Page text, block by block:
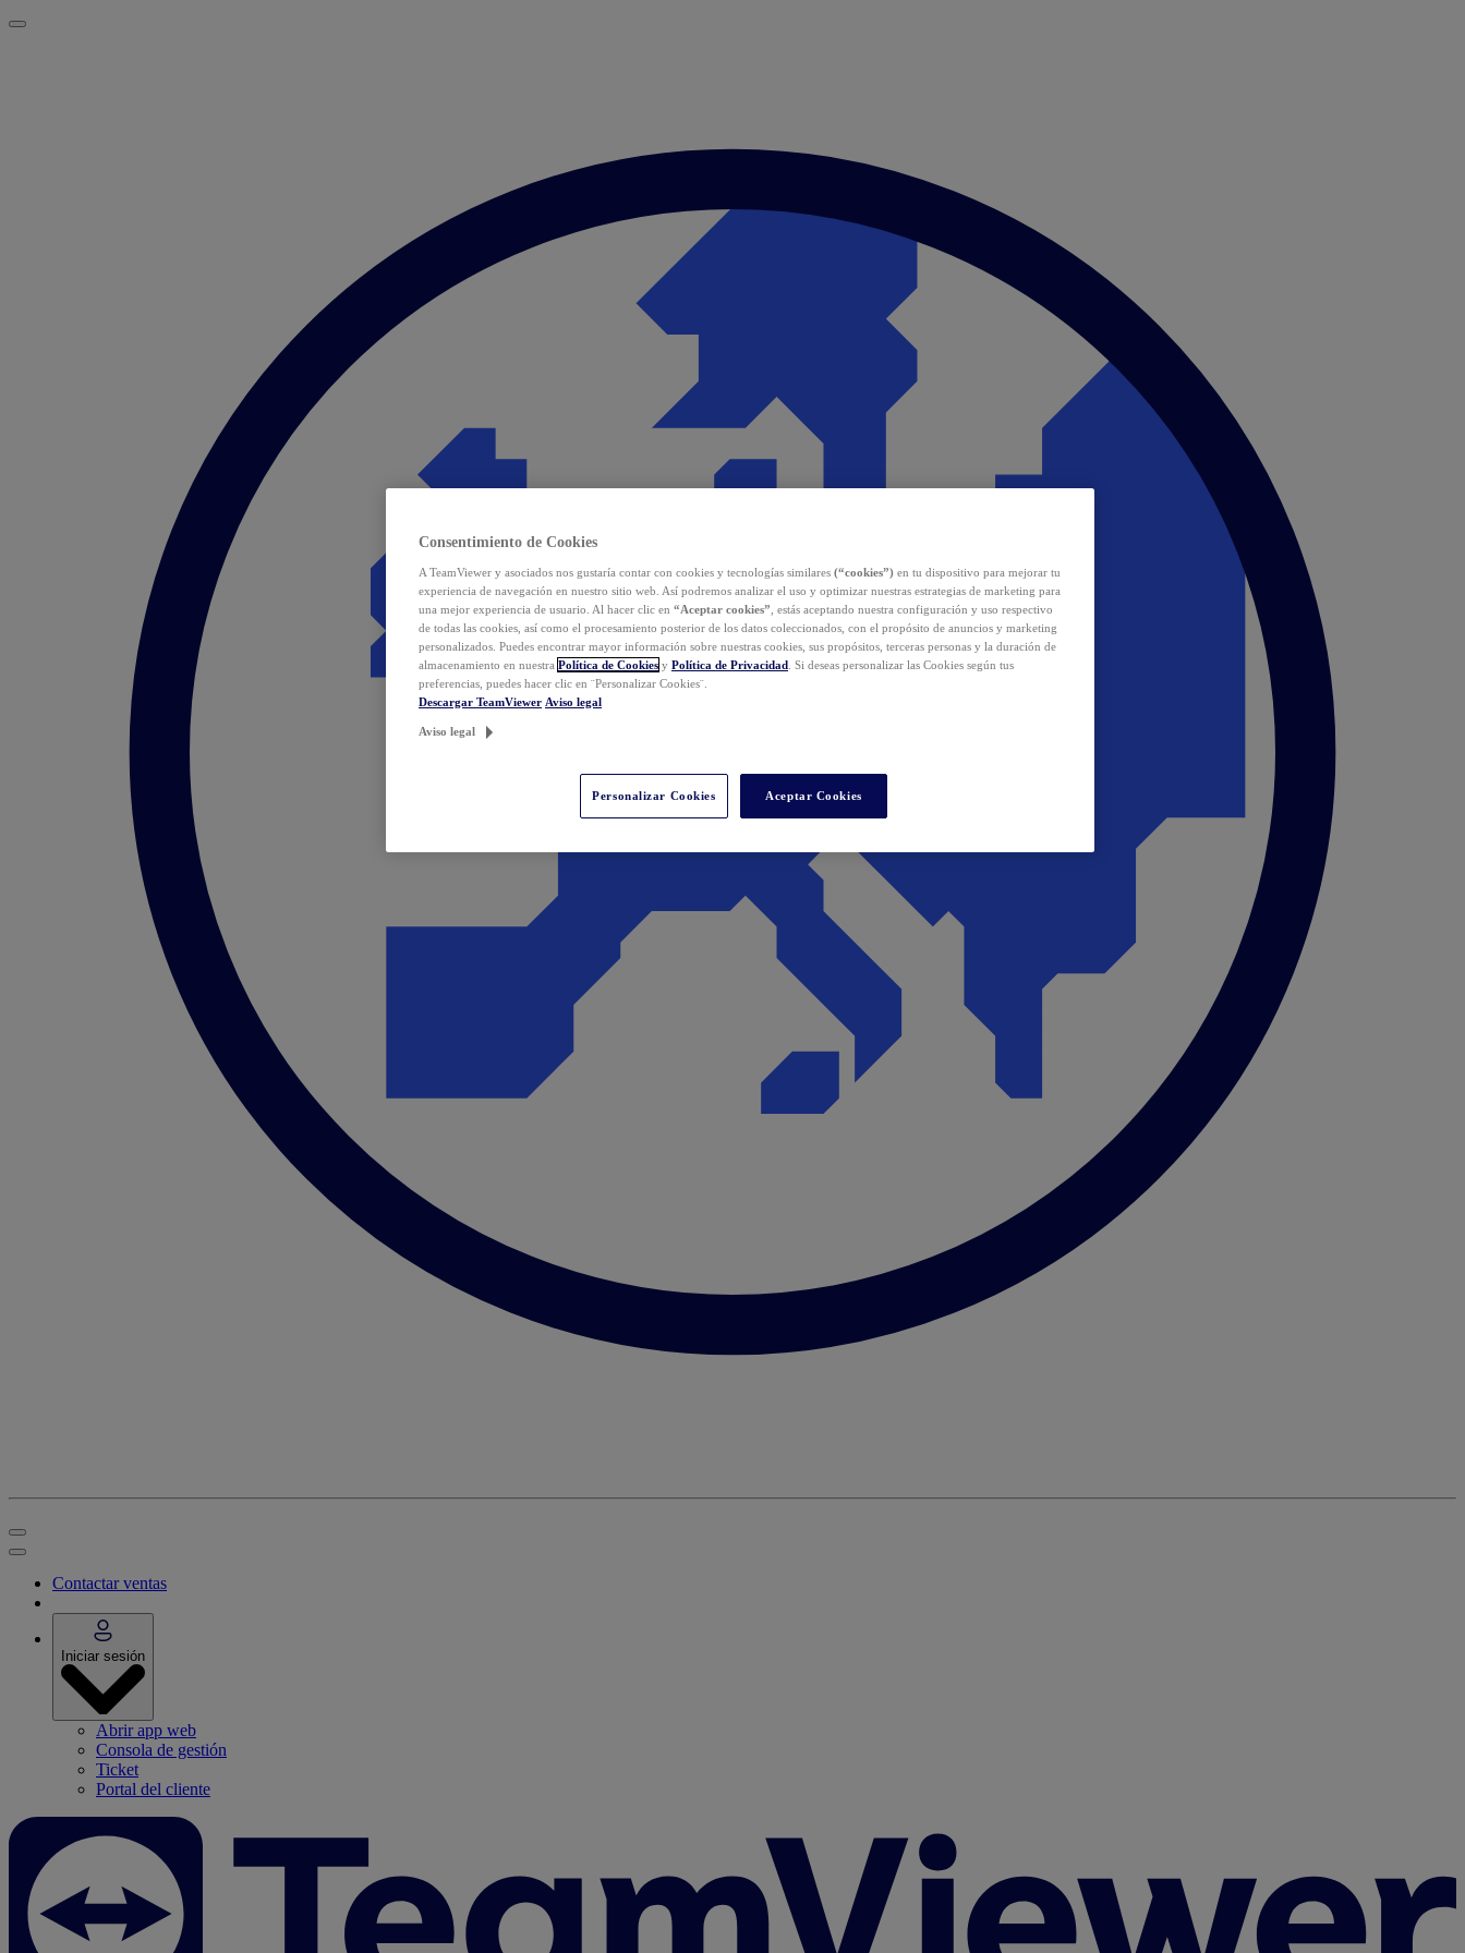
Contactar ventas
Iniciar sesión
Abrir app web
Consola de gestión
Ticket
Portal del cliente
Consentimiento de Cookies
A TeamViewer y asociados nos gustaría contar con cookies y tecnologías similares (“cookies”) en tu dispositivo para mejorar tu
experiencia de navegación en nuestro sitio web. Así podremos analizar el uso y optimizar nuestras estrategias de marketing para
una mejor experiencia de usuario. Al hacer clic en “Aceptar cookies” , estás aceptando nuestra configuración y uso respectivo
de todas las cookies, así como el procesamiento posterior de los datos coleccionados, con el propósito de anuncios y marketing
personalizados. Puedes encontrar mayor información sobre nuestras cookies, sus propósitos, terceras personas y la duración de
almacenamiento en nuestra Política de Cookies y Política de Privacidad . Si deseas personalizar las Cookies según tus
preferencias, puedes hacer clic en ¨Personalizar Cookies¨.
Descargar TeamViewer Aviso legal
Aviso legal
Personalizar Cookies Aceptar Cookies